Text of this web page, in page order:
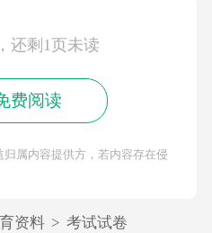
还剩1页未读
费阅读
属内容提供方，若内容存在侵
资料 > 考试试卷